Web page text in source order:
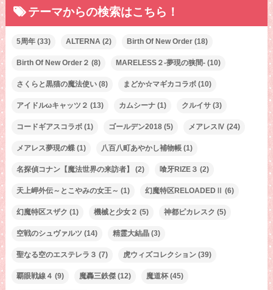
テーマからの検索はこちら！
5周年(33) ALTERNA(2) Birth Of New Order(18)
Birth Of New Order２ (8) MARELESS２-夢現の狭間-(10)
さくらと黒猫の魔法使い(8) まどか☆マギカコラボ(10)
アイドルωキャッツ２ (13) カムシーナ(1) クルイサ(3)
コードギアスコラボ(1) ゴールデン2018(5) メアレスⅣ (24)
メアレス夢現の蝶(1) 八百八町あやかし補物帳(1)
名探偵コナン【魔法世界の来訪者】 (2) 喰牙RIZE３ (2)
天上岬外伝～とこやみの女王～ (1) 幻魔特区RELOADEDⅡ (6)
幻魔特区スザク (1) 機械と少女２ (5) 神都ピカレスク (5)
空戦のシュヴァルツ (14) 精霊大結晶(3)
聖なる空のエステレラ３ (7) 虎ウィズコレクション(39)
覇眼戦線４ (9) 魔轟三鉄傑(12) 魔道杯(45)